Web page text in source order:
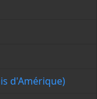
d'Amérique)